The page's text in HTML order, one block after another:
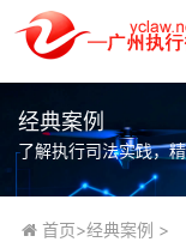
经典案例
了解执行司法实践，
首页>经典案例 >